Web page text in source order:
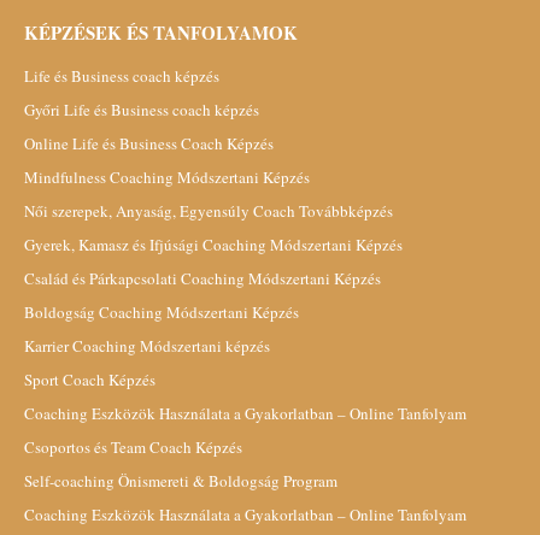
KÉPZÉSEK ÉS TANFOLYAMOK
Life és Business coach képzés
Győri Life és Business coach képzés
Online Life és Business Coach Képzés
Mindfulness Coaching Módszertani Képzés
Női szerepek, Anyaság, Egyensúly Coach Továbbképzés
Gyerek, Kamasz és Ifjúsági Coaching Módszertani Képzés
Család és Párkapcsolati Coaching Módszertani Képzés
Boldogság Coaching Módszertani Képzés
Karrier Coaching Módszertani képzés
Sport Coach Képzés
Coaching Eszközök Használata a Gyakorlatban – Online Tanfolyam
Csoportos és Team Coach Képzés
Self-coaching Önismereti & Boldogság Program
Coaching Eszközök Használata a Gyakorlatban – Online Tanfolyam